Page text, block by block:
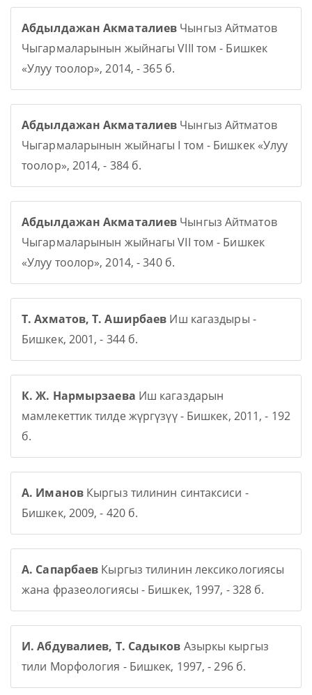
Абдылдажан Акматалиев Чынгыз Айтматов
Чыгармаларынын жыйнагы VIII том - Бишкек
«Улуу тоолор», 2014, - 365 б.
Абдылдажан Акматалиев Чынгыз Айтматов
Чыгармаларынын жыйнагы I том - Бишкек «Улуу
тоолор», 2014, - 384 б.
Абдылдажан Акматалиев Чынгыз Айтматов
Чыгармаларынын жыйнагы VII том - Бишкек
«Улуу тоолор», 2014, - 340 б.
Т. Ахматов, Т. Аширбаев Иш кагаздыры -
Бишкек, 2001, - 344 б.
К. Ж. Нармырзаева Иш кагаздарын
мамлекеттик тилде жүргүзүү - Бишкек, 2011, - 192
б.
А. ИмановКыргыз тилинин синтаксиси -
Бишкек, 2009, - 420 б.
А. Сапарбаев Кыргыз тилинин лексикологиясы
жана фразеологиясы - Бишкек, 1997, - 328 б.
И. Абдувалиев, Т. Садыков Азыркы кыргыз
тили Морфология - Бишкек, 1997, - 296 б.